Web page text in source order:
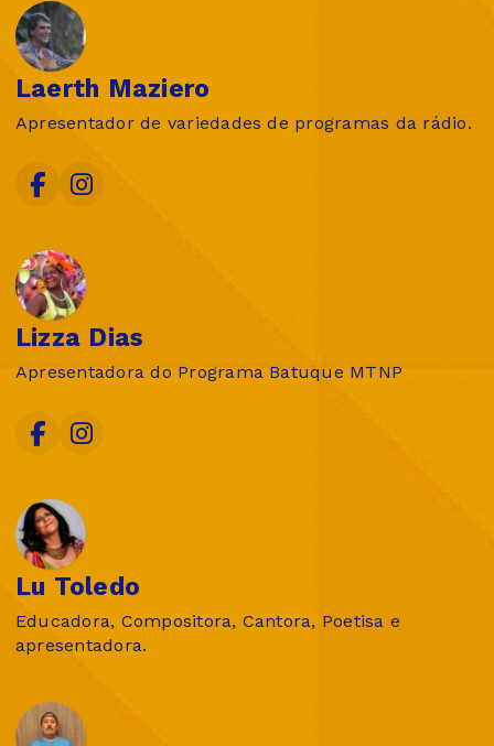
Laerth Maziero
Apresentador de variedades de programas da rádio.
Lizza Dias
Apresentadora do Programa Batuque MTNP
Lu Toledo
Educadora, Compositora, Cantora, Poetisa e
apresentadora.